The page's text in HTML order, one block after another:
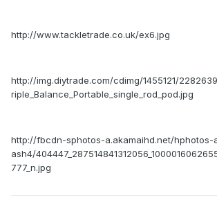
http://www.tackletrade.co.uk/ex6.jpg
http://img.diytrade.com/cdimg/1455121/
riple_Balance_Portable_single_rod_pod.jpg
http://fbcdn-sphotos-a.akamaihd.net/hphotos-
ash4/
777_n.jpg